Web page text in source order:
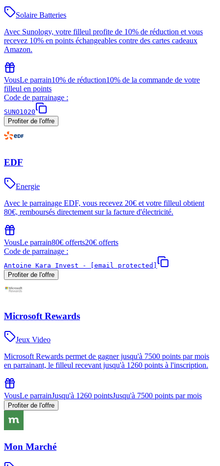
Solaire Batteries
Avec Sunology, votre filleul profite de 10% de réduction et vous
recevez 10% en points échangeables contre des cartes cadeaux
Amazon.
VousLe parrain10% de réduction10% de la commande de votre
filleul en points
Code de parrainage :
SUNO1020
Profiter de l'offre
EDF
Energie
Avec le parrainage EDF, vous recevez 20€ et votre filleul obtient
80€, remboursés directement sur la facture d'électricité.
VousLe parrain80€ offerts20€ offerts
Code de parrainage :
Antoine Kara Invest -
[email protected]
Profiter de l'offre
Microsoft Rewards
Jeux Video
Microsoft Rewards permet de gagner jusqu'à 7500 points par mois
en parrainant, le filleul recevant jusqu'à 1260 points à l'inscription.
VousLe parrainJusqu'à 1260 pointsJusqu'à 7500 points par mois
Profiter de l'offre
Mon Marché